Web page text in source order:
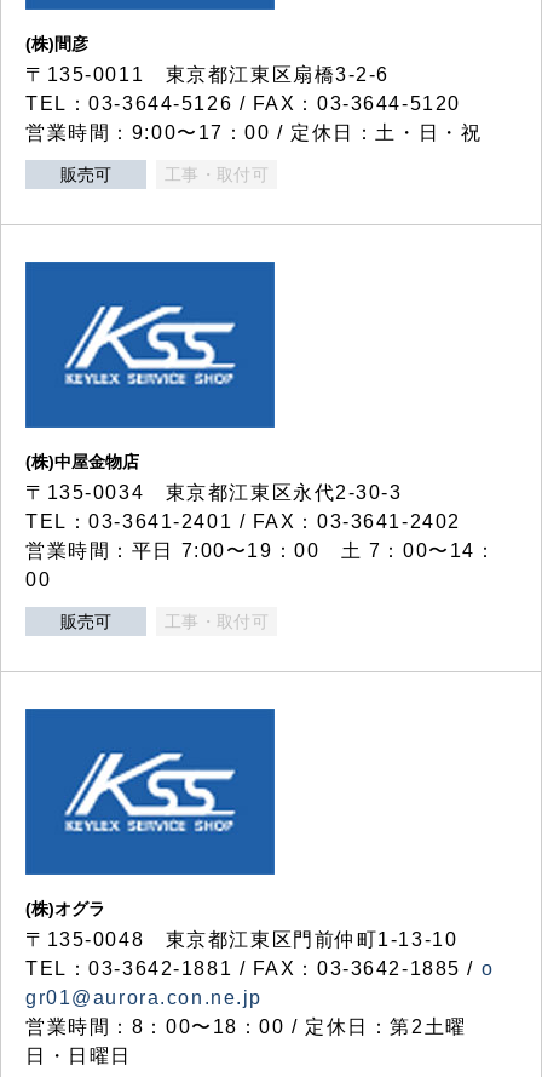
(株)間彦
〒135-0011 東京都江東区扇橋3-2-6
TEL：03-3644-5126 / FAX：03-3644-5120
営業時間：9:00〜17：00 / 定休日：土・日・祝
販売可 工事・取付可
(株)中屋金物店
〒135-0034 東京都江東区永代2-30-3
TEL：03-3641-2401 / FAX：03-3641-2402
営業時間：平日 7:00〜19：00 土 7：00〜14：
00
販売可 工事・取付可
(株)オグラ
〒135-0048 東京都江東区門前仲町1-13-10
TEL：03-3642-1881 / FAX：03-3642-1885 / o
gr01@aurora.con.ne.jp
営業時間：8：00〜18：00 / 定休日：第2土曜
日・日曜日